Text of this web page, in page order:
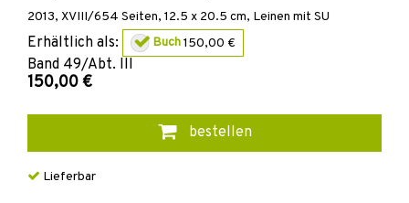
2013, XVIII/654 Seiten, 12.5 x 20.5 cm, Leinen mit SU
Erhältlich als: Buch150,00 €
Band 49/Abt. III
150,00 €
bestellen
Lieferbar